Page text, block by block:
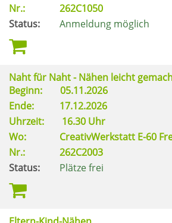
Nr.:
262C1050
Status:
Anmeldung möglich
Naht für Naht - Nähen leicht
Beginn:
05.11.2026
Ende:
17.12.2026
Uhrzeit:
16.30 Uhr
Wo:
CreativWerkstatt E-60
Nr.:
262C2003
Status:
Plätze frei